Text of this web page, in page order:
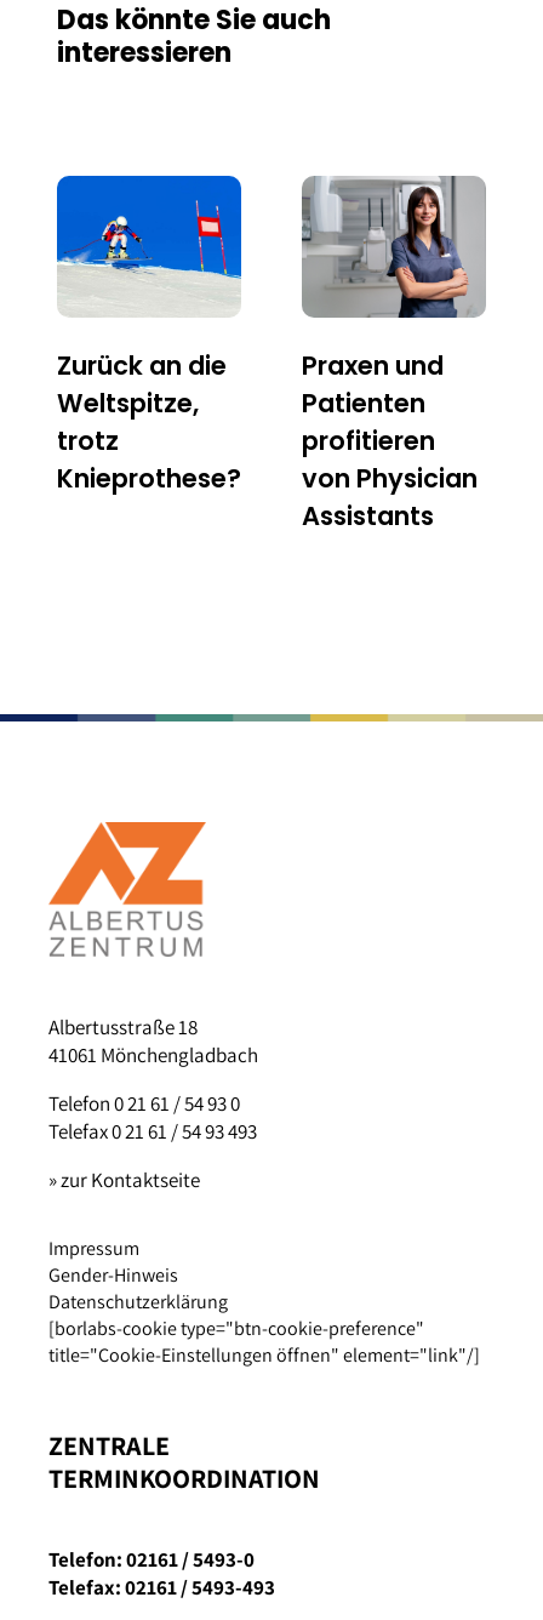
Das könnte Sie auch
interessieren
Zurück an die
Weltspitze,
trotz
Knieprothese?
Praxen und
Patienten
profitieren
von Physician
Assistants
Albertusstraße 18
41061 Mönchengladbach
Telefon 0 21 61 / 54 93 0
Telefax 0 21 61 / 54 93 493
» zur Kontaktseite
Impressum
Gender-Hinweis
Datenschutzerklärung
[borlabs-cookie type="btn-cookie-preference"
title="Cookie-Einstellungen öffnen" element="link"/]
ZENTRALE
TERMINKOORDINATION
Telefon: 02161 / 5493-0
Telefax: 02161 / 5493-493